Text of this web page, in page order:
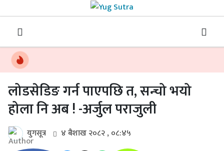
लोडसेडिङ गर्न पाएपछि त, सन्चो भयो
होला नि अब ! -अर्जुल पराजुली
युगसूत्र ४ बैशाख २०८२ , ०८:४५